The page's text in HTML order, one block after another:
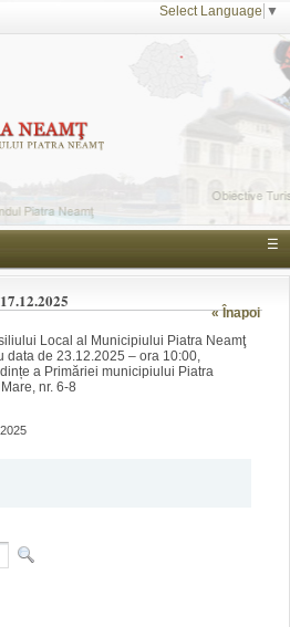
Select Language ▼
☰
« Înapoi
Local al Municipiului Piatra Neamţ
data de 23.12.2025 – ora 10:00,
a Primăriei municipiului Piatra
nr. 6-8